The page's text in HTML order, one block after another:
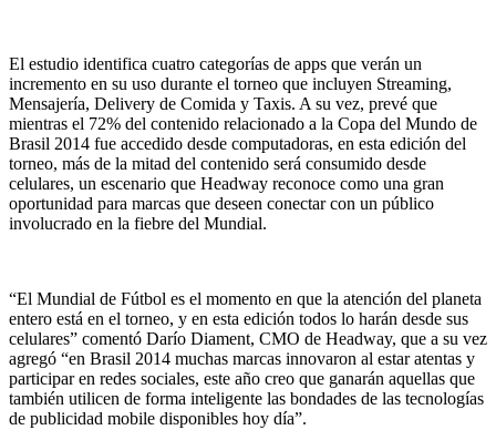
El estudio identifica cuatro categorías de apps que verán un
incremento en su uso durante el torneo que incluyen Streaming,
Mensajería, Delivery de Comida y Taxis. A su vez, prevé que
mientras el 72% del contenido relacionado a la Copa del Mundo de
Brasil 2014 fue accedido desde computadoras, en esta edición del
torneo, más de la mitad del contenido será consumido desde
celulares, un escenario que Headway reconoce como una gran
oportunidad para marcas que deseen conectar con un público
involucrado en la fiebre del Mundial.
“El Mundial de Fútbol es el momento en que la atención del planeta
entero está en el torneo, y en esta edición todos lo harán desde sus
celulares” comentó Darío Diament, CMO de Headway, que a su vez
agregó “en Brasil 2014 muchas marcas innovaron al estar atentas y
participar en redes sociales, este año creo que ganarán aquellas que
también utilicen de forma inteligente las bondades de las tecnologías
de publicidad mobile disponibles hoy día”.